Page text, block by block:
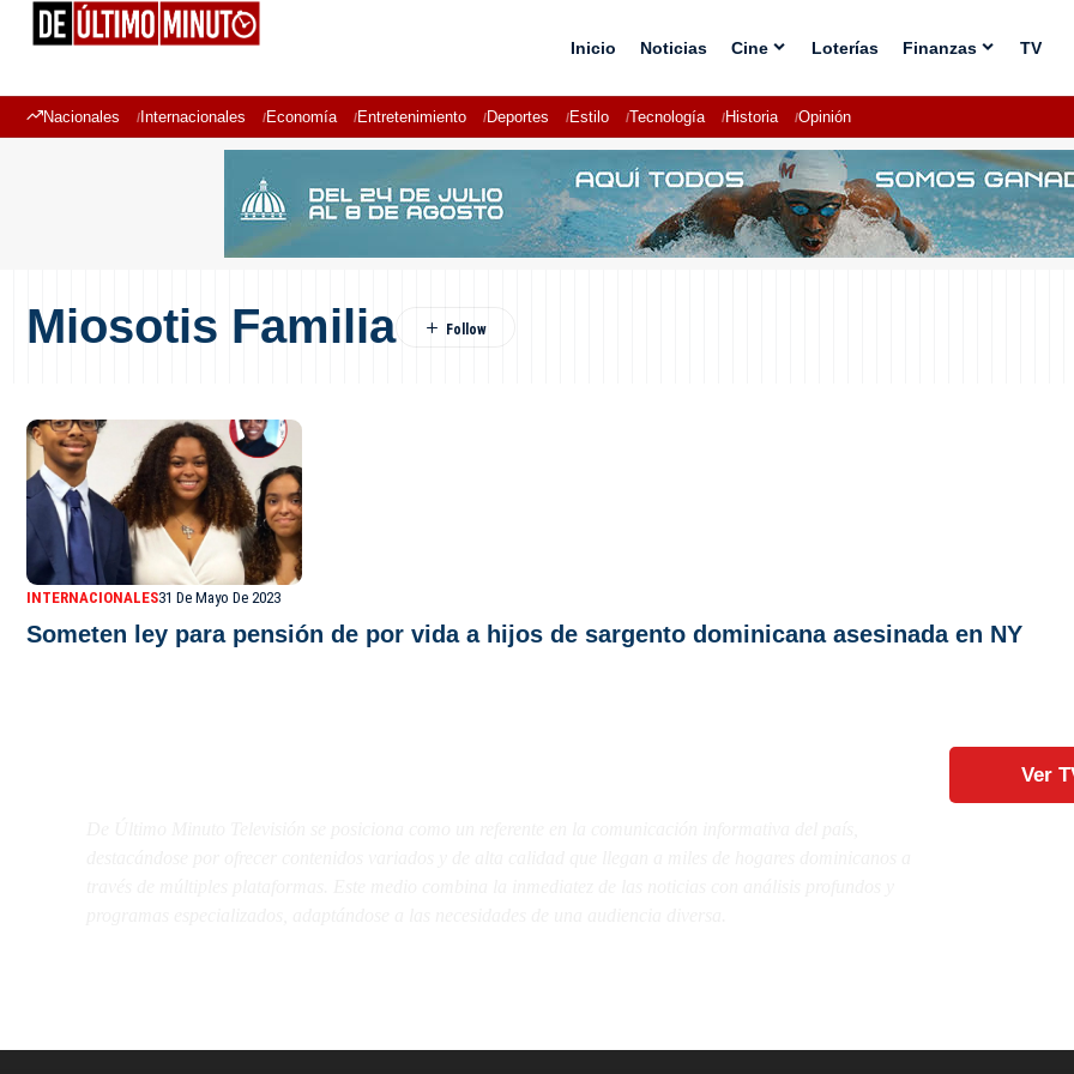
Inicio Noticias Cine Loterías Finanzas TV
Nacionales Internacionales Economía Entretenimiento Deportes Estilo Tecnología Historia Opinión
Miosotis Familia
INTERNACIONALES31 De Mayo De 2023
Someten ley para pensión de por vida a hijos de sargento dominicana asesinada en NY
Ver